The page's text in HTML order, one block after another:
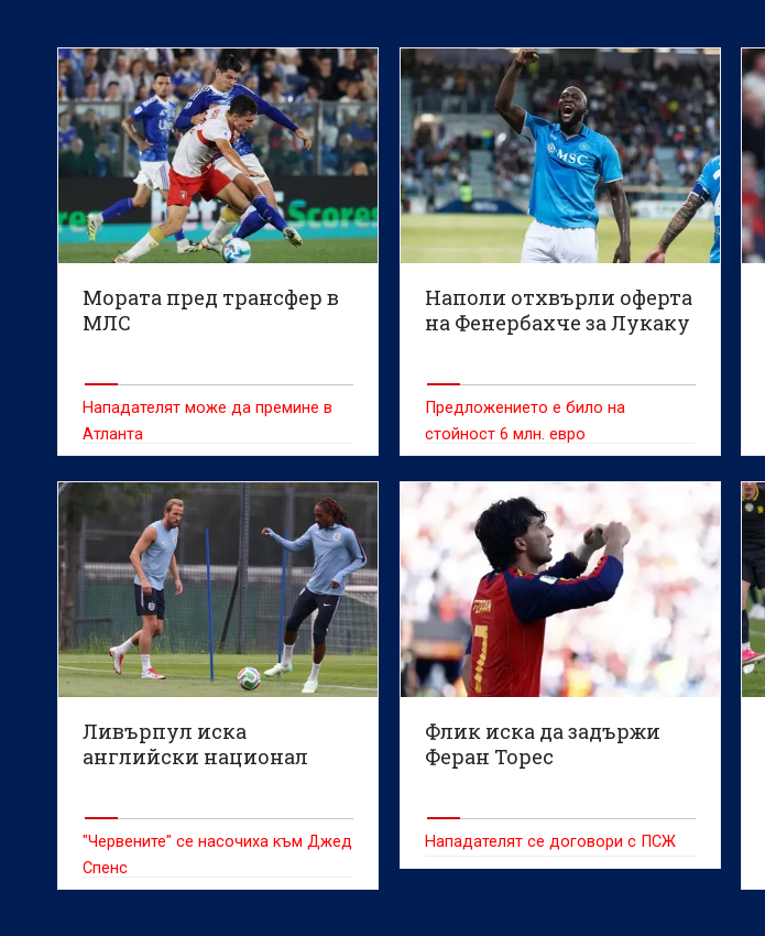
Мората пред трансфер в
МЛС
Нападателят може да премине в
Атланта
Наполи отхвърли оферта
на Фенербахче за Лукаку
Предложението е било на
стойност 6 млн. евро
Ливърпул иска
английски национал
"Червените" се насочиха към Джед
Спенс
Флик иска да задържи
Феран Торес
Нападателят се договори с ПСЖ